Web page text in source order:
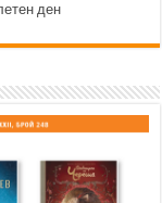
ден